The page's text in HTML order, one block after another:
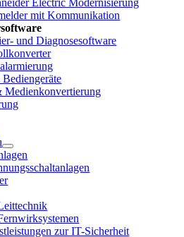
Electric Modernisierung
mit Kommunikation
und Diagnosesoftware
zur IT-Sicherheit